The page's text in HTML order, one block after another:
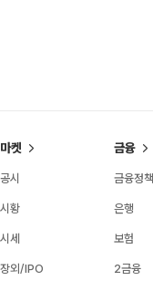
마켓
공시
시황
시세
장외/IPO
금융
금융정책
은행
보험
2금융